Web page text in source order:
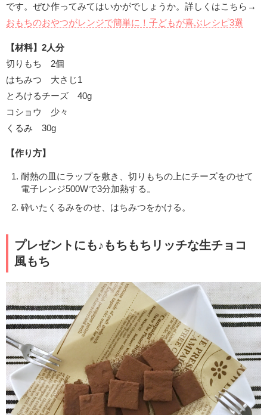
です。ぜひ作ってみてはいかがでしょうか。詳しくはこちら→
おもちのおやつがレンジで簡単に！子どもが喜ぶレシピ3選
【材料】2人分
切りもち 2個
はちみつ 大さじ1
とろけるチーズ 40g
コショウ 少々
くるみ 30g
【作り方】
耐熱の皿にラップを敷き、切りもちの上にチーズをのせて
電子レンジ500Wで3分加熱する。
砕いたくるみをのせ、はちみつをかける。
プレゼントにも♪もちもちリッチな生チョコ
風もち